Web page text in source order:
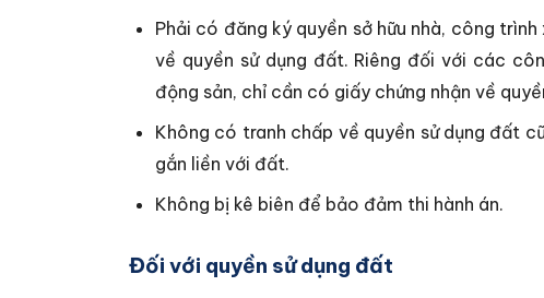
Phải có đăng ký quyền sở hữu nhà, công
về quyền sử dụng đất. Riêng đối với các
động sản, chỉ cần có giấy chứng nhận về
Không có tranh chấp về quyền sử dụng đất
gắn liền với đất.
Không bị kê biên để bảo đảm thi hành án.
Đối với quyền sử dụng đất